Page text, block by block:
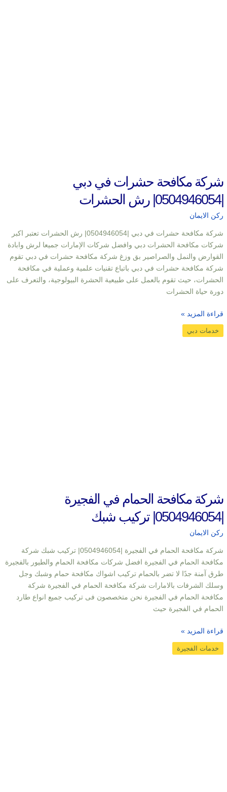
شركة مكافحة حشرات في دبي
|0504946054| رش الحشرات
ركن الايمان
شركة مكافحة حشرات في دبي |0504946054| رش الحشرات تعتبر اكبر
شركات مكافحة الحشرات دبي وافضل شركات الإمارات جميعا لرش وابادة
القوارض والنمل والصراصير بق وزغ شركة مكافحة حشرات في دبي تقوم
شركة مكافحة حشرات في دبي باتباع تقنيات علمية وعملية في مكافحة
الحشرات، حيث تقوم بالعمل على طبيعية الحشرة البيولوجية، والتعرف على
دورة حياة الحشرات
قراءة المزيد »
خدمات دبي
شركة مكافحة الحمام في الفجيرة
|0504946054| تركيب شبك
ركن الايمان
شركة مكافحة الحمام في الفجيرة |0504946054| تركيب شبك شركة
مكافحة الحمام في الفجيرة افضل شركات مكافحة الحمام والطيور بالفجيرة
طرق آمنة جدًا لا تضر بالحمام تركيب اشواك مكافحة حمام وشبك وجل
وسلك الشرفات بالامارات شركة مكافحة الحمام في الفجيرة شركة
مكافحة الحمام في الفجيرة نحن متخصصون فى تركيب جميع انواع طارد
الحمام في الفجيرة حيث
قراءة المزيد »
خدمات الفجيرة